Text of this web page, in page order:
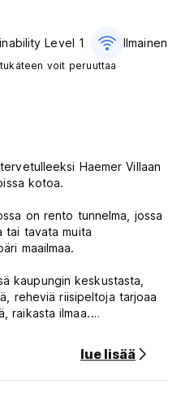
Level 1 Ilmainen
voit peruuttaa
Haemer Villaan
kotoa.
on rento tunnelma, jossa
tai tavata muita
maailmaa.
kaupungin keskustasta,
reheviä riisipeltoja tarjoaa
raikasta ilmaa.
(6 hengelle/huone).
turvalliset kaapit,
lämminvesisuihkuilla.
huoneissa ja muilla
lue lisää